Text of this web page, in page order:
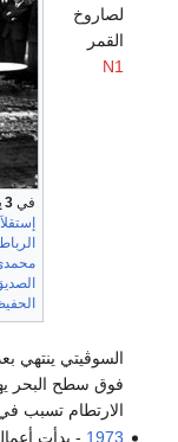
في 3 يوليو
لصاروخ
القمر
N1
فوق سطح البحر
الارتطام تسبب
1973 - بدأت